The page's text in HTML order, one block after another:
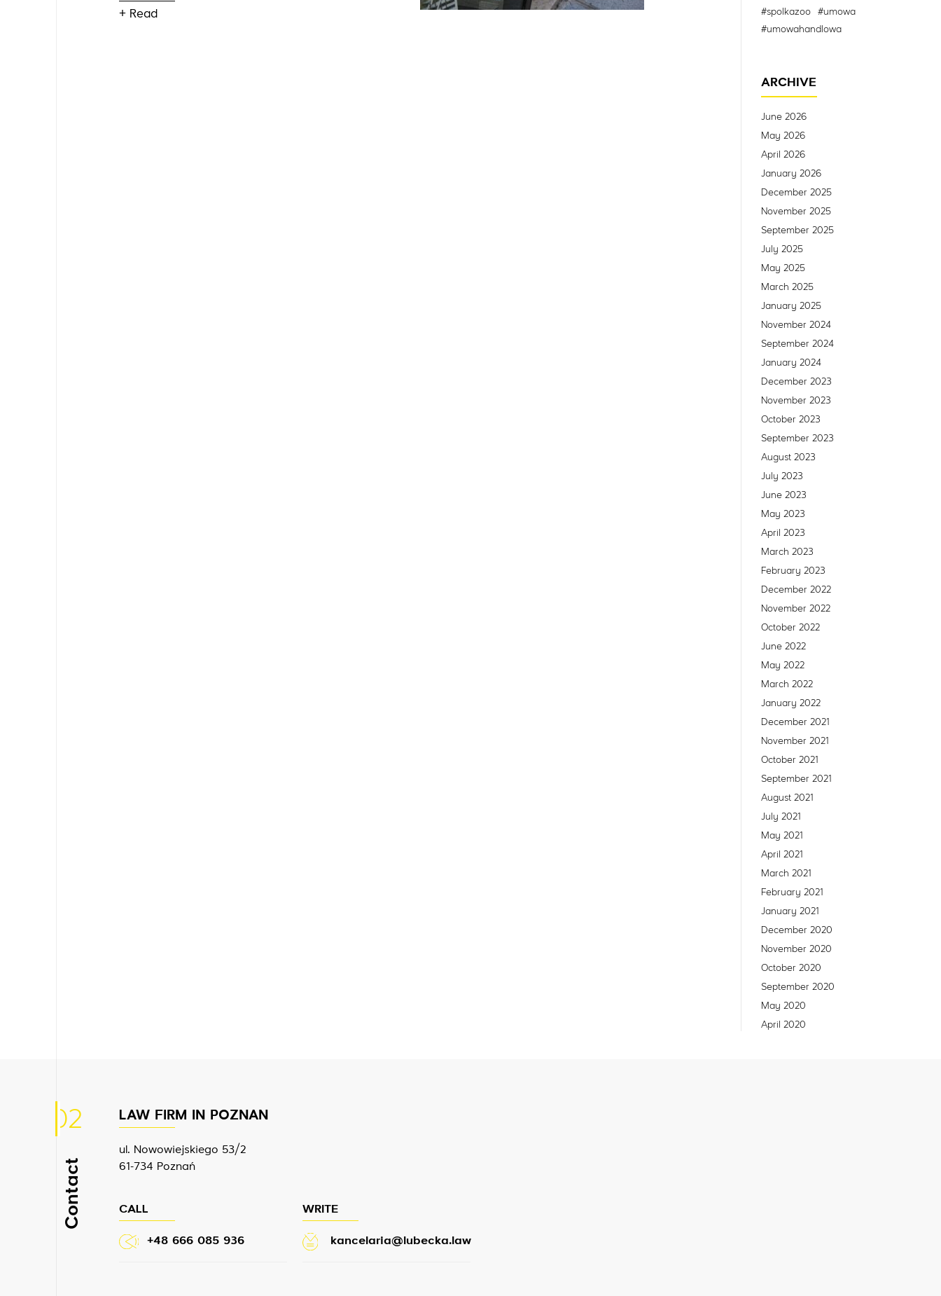
+ Read
#spolkazoo
#umowa
#umowahandlowa
ARCHIVE
June 2026
May 2026
April 2026
January 2026
December 2025
November 2025
September 2025
July 2025
May 2025
March 2025
January 2025
November 2024
September 2024
January 2024
December 2023
November 2023
October 2023
September 2023
August 2023
July 2023
June 2023
May 2023
April 2023
March 2023
February 2023
December 2022
November 2022
October 2022
June 2022
May 2022
March 2022
January 2022
December 2021
November 2021
October 2021
September 2021
August 2021
July 2021
May 2021
April 2021
March 2021
February 2021
January 2021
December 2020
November 2020
October 2020
September 2020
May 2020
April 2020
02
Contact
LAW FIRM IN POZNAN
ul. Nowowiejskiego 53/2
61-734 Poznań
CALL
+48 666 085 936
WRITE
kancelaria@lubecka.law